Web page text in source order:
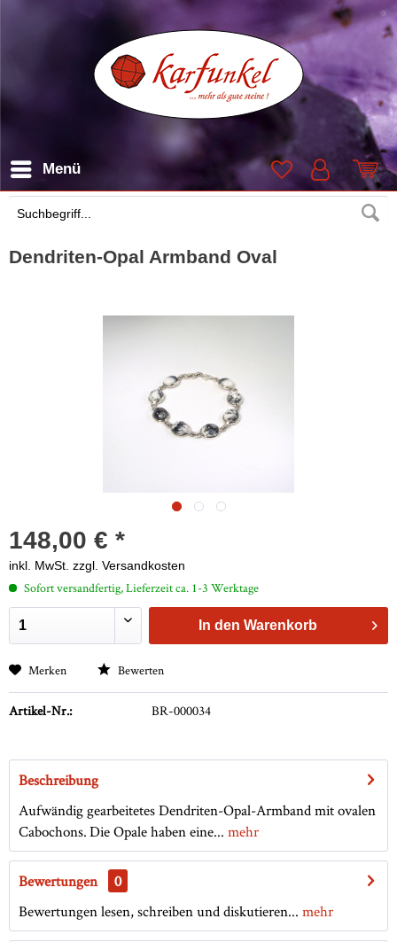
Suchen
Menü
Dendriten-Opal Armband Oval
148,00 € *
inkl. MwSt. zzgl. Versandkosten
Sofort versandfertig, Lieferzeit ca. 1-3 Werktage
In den Warenkorb
Merken Bewerten
Artikel-Nr.: BR-000034
Beschreibung
Aufwändig gearbeitetes Dendriten-Opal-Armband mit ovalen
Cabochons. Die Opale haben eine... mehr
Bewertungen
0
Bewertungen lesen, schreiben und diskutieren... mehr